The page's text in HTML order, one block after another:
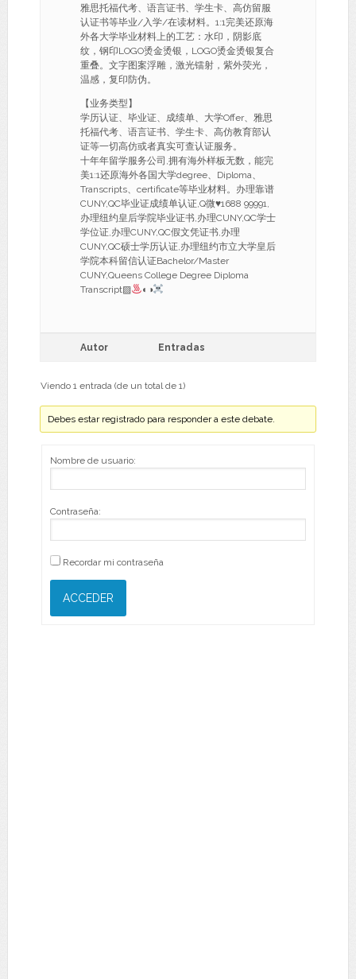
雅思托福代考、语言证书、学生卡、高仿留服
认证书等毕业/入学/在读材料。1:1完美还原海
外各大学毕业材料上的工艺：水印，阴影底
纹，钢印LOGO烫金烫银，LOGO烫金烫银复合
重叠。文字图案浮雕，激光镭射，紫外荧光，
温感，复印防伪。
【业务类型】
学历认证、毕业证、成绩单、大学Offer、雅思
托福代考、语言证书、学生卡、高仿教育部认
证等一切高仿或者真实可查认证服务。
十年年留学服务公司,拥有海外样板无数，能完
美1:1还原海外各国大学degree、Diploma、
Transcripts、certificate等毕业材料。办理靠谱
CUNY,QC毕业证成绩单认证,Q微♥1688 99991,
办理纽约皇后学院毕业证书,办理CUNY,QC学士
学位证,办理CUNY,QC假文凭证书,办理
CUNY,QC硕士学历认证,办理纽约市立大学皇后
学院本科留信认证Bachelor/Master
CUNY,Queens College Degree Diploma
Transcript▨
◐◑
Autor Entradas
Viendo 1 entrada (de un total de 1)
Debes estar registrado para responder a este debate.
Nombre de usuario:
Contraseña:
Recordar mi contraseña
ACCEDER